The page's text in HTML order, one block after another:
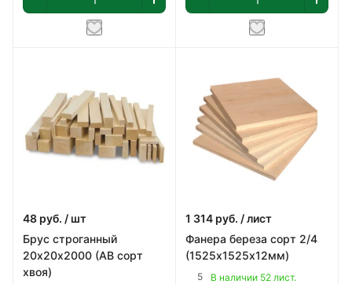
48 руб. / шт
Брус строганный
20х20х2000 (АВ сорт
хвоя)
1 314 руб. / лист
Фанера береза сорт 2/4
(1525х1525х12мм)
5
В наличии 52 лист.